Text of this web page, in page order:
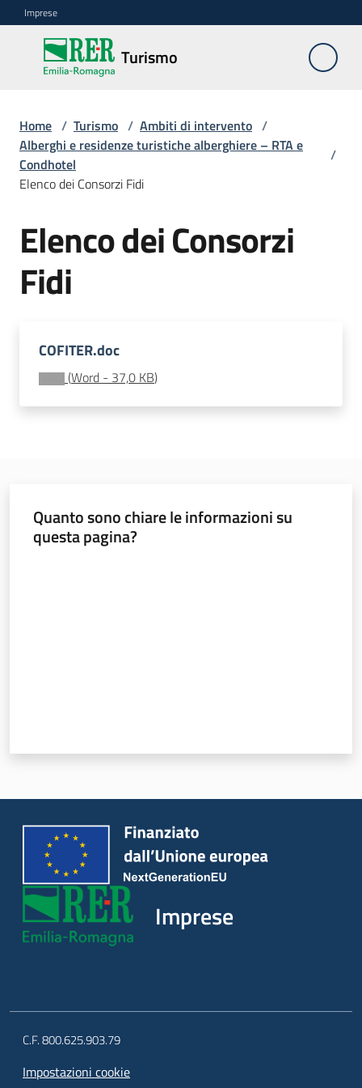
Vai al contenuto
Vai alla navigazione
Vai al footer
Imprese
Turismo
Turismo
Ambiti
di
intervento
Menu selezionato
turistiche
Turismo
accessibile
europei
Argomenti
Home / Turismo / Ambiti di intervento /
Alberghi e residenze turistiche alberghiere – RTA e
Condhotel
/
Elenco dei Consorzi Fidi
Elenco dei Consorzi
Fidi
COFITER.doc
(Word - 37,0 KB)
Quanto sono chiare le informazioni su
questa pagina?
Imprese
C.F. 800.625.903.79
Impostazioni cookie